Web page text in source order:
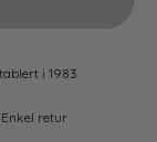
i 1983
Enkel retur